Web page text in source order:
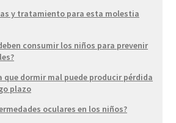
y tratamiento para esta molestia
consumir los niños para prevenir
dormir mal puede producir pérdida
plazo
oculares en los niños?